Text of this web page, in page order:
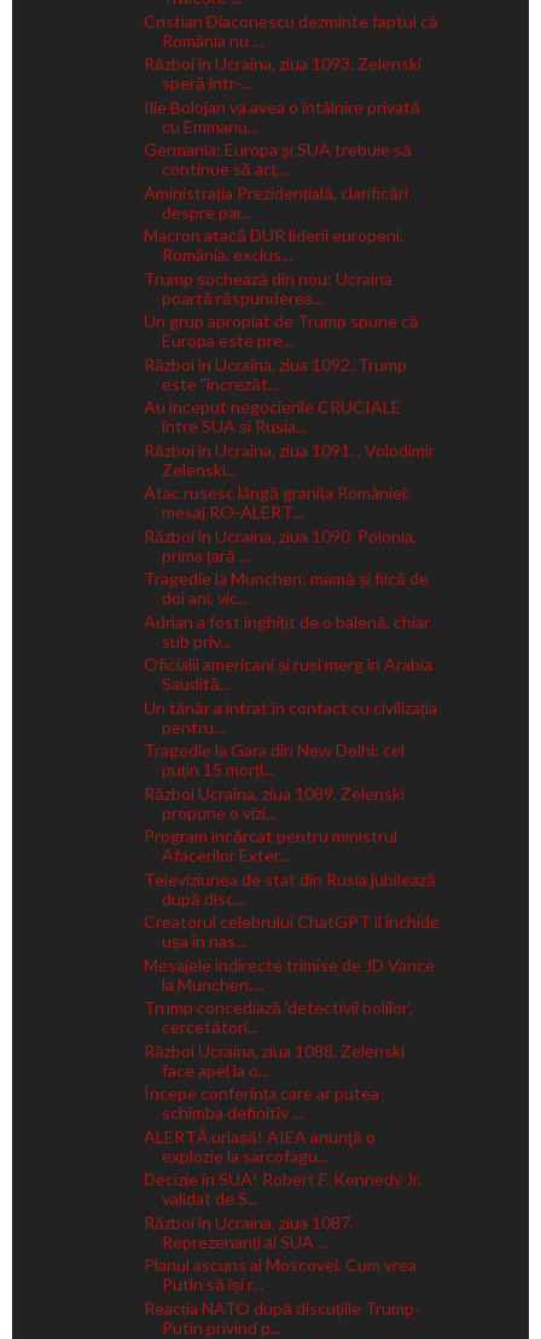
Cristian Diaconescu dezminte faptul că
România nu ...
Război în Ucraina, ziua 1093. Zelenski
speră într-...
Ilie Bolojan va avea o întâlnire privată
cu Emmanu...
Germania: Europa și SUA trebuie să
continue să acț...
Aministrația Prezidențială, clarificări
despre par...
Macron atacă DUR liderii europeni.
România, exclus...
Trump șochează din nou: Ucraina
poartă răspunderea...
Un grup apropiat de Trump spune că
Europa este pre...
Război în Ucraina, ziua 1092. Trump
este "încrezăt...
Au început negocierile CRUCIALE
între SUA și Rusia...
Război în Ucraina, ziua 1091. , Volodimir
Zelenski...
Atac rusesc lângă granița României:
mesaj RO-ALERT...
Război în Ucraina, ziua 1090. Polonia,
prima țară ...
Tragedie la Munchen: mamă și fiică de
doi ani, vic...
Adrian a fost înghițit de o balenă, chiar
sub priv...
Oficialii americani și ruși merg în Arabia
Saudită...
Un tânăr a intrat în contact cu civilizația
pentru...
Tragedie la Gara din New Delhi: cel
puțin 15 morți...
Război Ucraina, ziua 1089. Zelenski
propune o vizi...
Program încărcat pentru ministrul
Afacerilor Exter...
Televiziunea de stat din Rusia jubilează
după disc...
Creatorul celebrului ChatGPT îi închide
ușa în nas...
Mesajele indirecte trimise de JD Vance
la Munchen....
Trump concediază 'detectivii bolilor',
cercetători...
Război Ucraina, ziua 1088. Zelenski
face apel la o...
Începe conferința care ar putea
schimba definitiv ...
ALERTĂ uriașă! AIEA anunţă o
explozie la sarcofagu...
Decizie în SUA! Robert F. Kennedy Jr,
validat de S...
Război în Ucraina, ziua 1087.
Reprezenanți ai SUA ...
Planul ascuns al Moscovei. Cum vrea
Putin să își r...
Reacția NATO după discuțiile Trump-
Putin privind p...